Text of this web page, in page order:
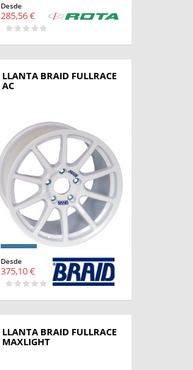
Desde
285,56 €
LLANTA BRAID FULLRACE
AC
Desde
375,10 €
LLANTA BRAID FULLRACE
MAXLIGHT